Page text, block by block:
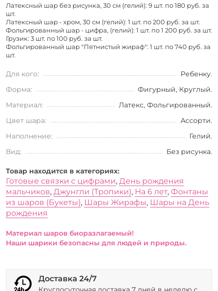
Латексный шар без рисунка, 30 см (гелий): 9 шт. по 180 руб. за
шт.
Латексный шар - хром, 30 см (гелий): 1 шт. по 200 руб. за шт.
Фольгированный шар - цифра, (гелий): 1 шт. по 1 200 руб. за шт.
Грузик: 3 шт. по 100 руб. за шт.
Фольгированный шар "Пятнистый жираф": 1 шт. по 740 руб. за
шт.
Для кого:
Ребенку.
Форма:
Фигурный, Круглый.
Материал:
Латекс, Фольгированный.
Цвет шара:
Ассорти.
Наполнение:
Гелий.
Вид:
Без рисунка.
Товар находится в категориях:
Готовые связки с цифрами, День рождения
мальчиков, Джунгли (Тропики), На 6 лет, Фонтаны
из шаров (Букеты), Шары Жирафы, Шары на День
рождения
Материал шаров биоразлагаемый!
Наши шарики безопасны для людей и природы.
Доставка 24/7